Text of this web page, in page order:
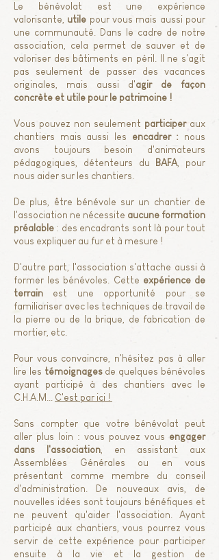
Le bénévolat est une expérience
valorisante, utile pour vous mais aussi pour
une communauté. Dans le cadre de notre
association, cela permet de sauver et de
valoriser des bâtiments en péril. Il ne s'agit
pas seulement de passer des vacances
originales, mais aussi d'agir de façon
concrète et utile pour le patrimoine !
Vous pouvez non seulement participer aux
chantiers mais aussi les encadrer : nous
avons toujours besoin d'animateurs
pédagogiques, détenteurs du
BAFA, pour
nous aider sur les chantiers.
De plus, être bénévole sur un chantier de
l'association ne nécessite aucune formation
préalable : des encadrants sont là pour tout
vous expliquer au fur et à mesure !
D'autre part, l'association s'attache aussi à
former les bénévoles. Cette expérience de
terrain est une opportunité pour se
familiariser avec les techniques de travail de
la pierre ou de la brique, de fabrication de
mortier, etc.
Pour vous convaincre, n'hésitez pas à aller
lire les témoignages de quelques bénévoles
ayant participé à des chantiers avec le
C.H.A.M... C'est par ici !
Sans compter que votre bénévolat peut
aller plus loin : vous pouvez vous engager
dans l'association , en assistant aux
Assemblées Générales ou en vous
présentant comme membre du conseil
d'administration. De nouveaux avis, de
nouvelles idées sont toujours bénéfiques et
ne peuvent qu'aider l'association. Ayant
participé aux chantiers, vous pourrez vous
servir de cette expérience pour participer
ensuite à la vie et la gestion de